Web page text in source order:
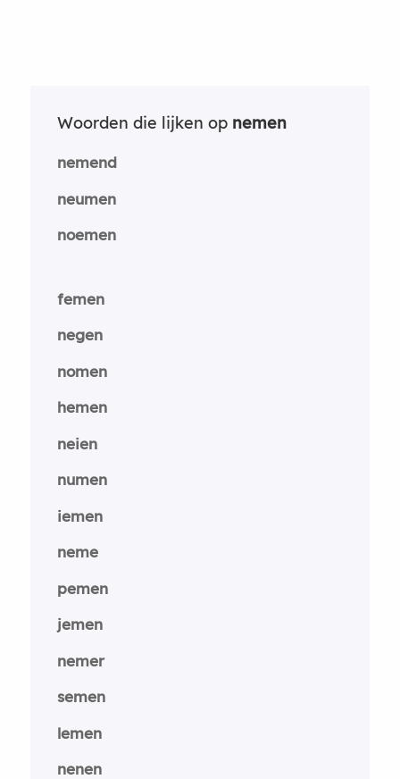
Woorden die lijken op nemen
nemend
neumen
noemen
femen
negen
nomen
hemen
neien
numen
iemen
neme
pemen
jemen
nemer
semen
lemen
nenen